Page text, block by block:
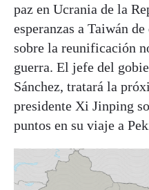
paz en Ucrania de la
esperanzas a Taiwán
sobre la reunificación
guerra. El jefe del
Sánchez, tratará la
presidente Xi Jinping
puntos en su viaje a